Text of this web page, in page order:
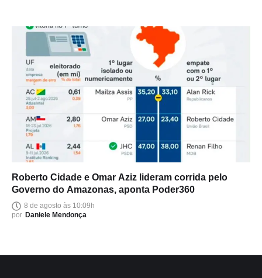
Roberto Cidade e Omar Aziz lideram corrida pelo
Governo do Amazonas, aponta Poder360
8 de agosto às 10:09h
por Daniele Mendonça